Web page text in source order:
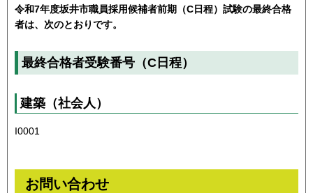
令和7年度坂井市職員採用候補者前期（C日程）試験の最終合格
者は、次のとおりです。
最終合格者受験番号（C日程）
建築（社会人）
I0001
お問い合わせ